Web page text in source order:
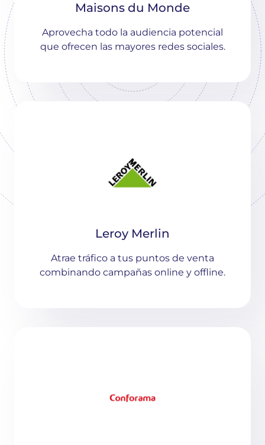
Maisons du Monde
Aprovecha todo la audiencia potencial
que ofrecen las mayores redes sociales.
Leroy Merlin
Atrae tráfico a tus puntos de venta
combinando campañas online y offline.